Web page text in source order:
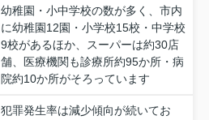
幼稚園・小中学校の数が多く、市内
に幼稚園12園・小学校15校・中学校
9校があるほか、スーパーは約30店
舗、医療機関も診療所約95か所・病
院約10か所がそろっています
犯罪発生率は減少傾向が続いてお